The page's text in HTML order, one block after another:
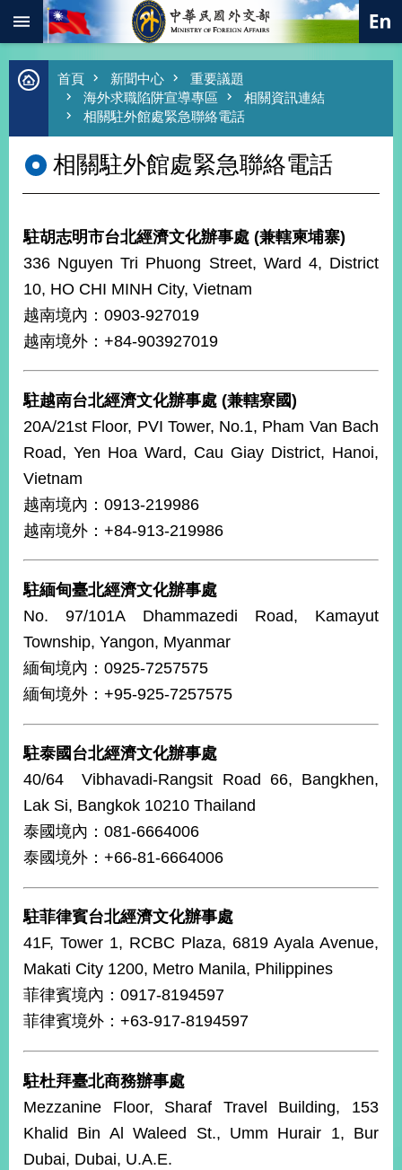
跳到主要內容區塊
進
階
關
合
外
價
值
外
濟
日
落
國
台
和
平
護
回
首
網
覽
關
本
部
新
聞
中
外
交
訊
與
地
國
首頁 新聞中心
重要議題
海外求職陷阱宣導專區
相關資訊連結
相關駐外館處緊急聯絡電話
相關駐外館處緊急聯絡電話
駐胡志明市台北經濟文化辦事處 (兼轄柬埔寨)
336 Nguyen Tri Phuong Street, Ward 4, District
10, HO CHI MINH City, Vietnam
越南境內：0903-927019
越南境外：+84-903927019
駐越南台北經濟文化辦事處 (兼轄寮國)
20A/21st Floor, PVI Tower, No.1, Pham Van Bach
Road, Yen Hoa Ward, Cau Giay District, Hanoi,
Vietnam
越南境內：0913-219986
越南境外：+84-913-219986
駐緬甸臺北經濟文化辦事處
No. 97/101A Dhammazedi Road, Kamayut
Township, Yangon, Myanmar
緬甸境內：0925-7257575
緬甸境外：+95-925-7257575
駐泰國台北經濟文化辦事處
40/64 Vibhavadi-Rangsit Road 66, Bangkhen,
Lak Si, Bangkok 10210 Thailand
泰國境內：081-6664006
泰國境外：+66-81-6664006
駐菲律賓台北經濟文化辦事處
41F, Tower 1, RCBC Plaza, 6819 Ayala Avenue,
Makati City 1200, Metro Manila, Philippines
菲律賓境內：0917-8194597
菲律賓境外：+63-917-8194597
駐杜拜臺北商務辦事處
Mezzanine Floor, Sharaf Travel Building, 153
Khalid Bin Al Waleed St., Umm Hurair 1, Bur
Dubai, Dubai, U.A.E.